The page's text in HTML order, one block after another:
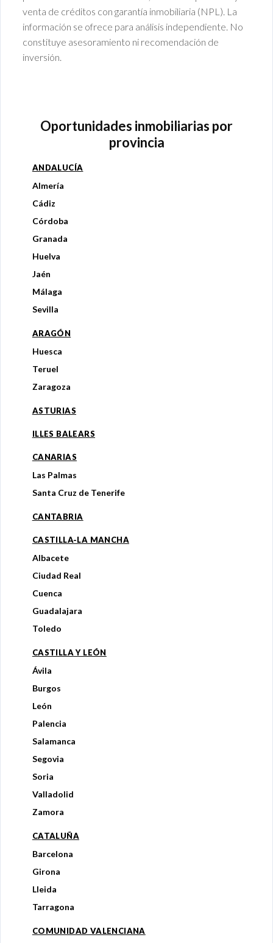
venta de créditos con garantía inmobiliaria (NPL). La
información se ofrece para análisis independiente. No
constituye asesoramiento ni recomendación de
inversión.
Oportunidades inmobiliarias por
provincia
ANDALUCÍA
Almería
Cádiz
Córdoba
Granada
Huelva
Jaén
Málaga
Sevilla
ARAGÓN
Huesca
Teruel
Zaragoza
ASTURIAS
ILLES BALEARS
CANARIAS
Las Palmas
Santa Cruz de Tenerife
CANTABRIA
CASTILLA-LA MANCHA
Albacete
Ciudad Real
Cuenca
Guadalajara
Toledo
CASTILLA Y LEÓN
Ávila
Burgos
León
Palencia
Salamanca
Segovia
Soria
Valladolid
Zamora
CATALUÑA
Barcelona
Girona
Lleida
Tarragona
COMUNIDAD VALENCIANA